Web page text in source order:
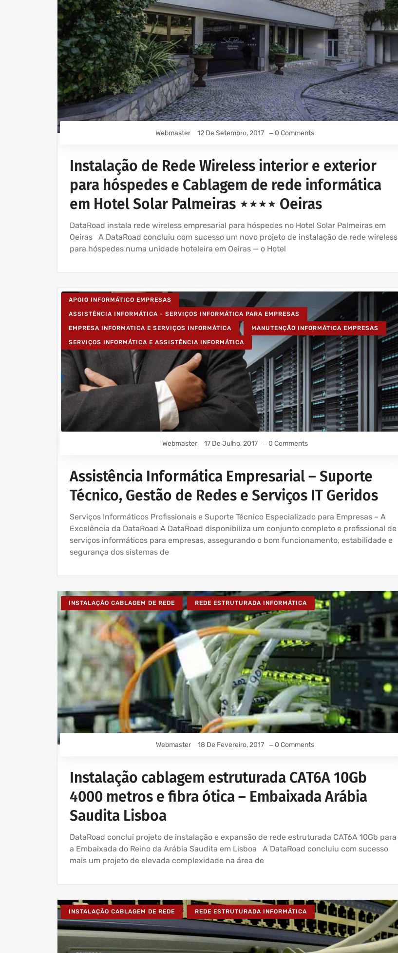
Webmaster 12 De Setembro, 2017 0 Comments
Instalação de Rede Wireless interior e exterior
para hóspedes e Cablagem de rede informática
em Hotel Solar Palmeiras ⋆⋆⋆⋆ Oeiras
DataRoad instala rede wireless empresarial para hóspedes no Hotel Solar Palmeiras em
Oeiras A DataRoad concluiu com sucesso um novo projeto de instalação de rede wireless
para hóspedes numa unidade hoteleira em Oeiras — o Hotel
APOIO INFORMÁTICO EMPRESAS
ASSISTÊNCIA INFORMÁTICA - SERVIÇOS INFORMÁTICA PARA EMPRESAS
EMPRESA INFORMATICA E SERVIÇOS INFORMÁTICA MANUTENÇÃO INFORMÁTICA EMPRESAS
SERVIÇOS INFORMÁTICA E ASSISTÊNCIA INFORMÁTICA
Webmaster 17 De Julho, 2017 0 Comments
Assistência Informática Empresarial – Suporte
Técnico, Gestão de Redes e Serviços IT Geridos
Serviços Informáticos Profissionais e Suporte Técnico Especializado para Empresas – A
Excelência da DataRoad A DataRoad disponibiliza um conjunto completo e profissional de
serviços informáticos para empresas, assegurando o bom funcionamento, estabilidade e
segurança dos sistemas de
INSTALAÇÃO CABLAGEM DE REDE REDE ESTRUTURADA INFORMÁTICA
Webmaster 18 De Fevereiro, 2017 0 Comments
Instalação cablagem estruturada CAT6A 10Gb
4000 metros e fibra ótica – Embaixada Arábia
Saudita Lisboa
DataRoad conclui projeto de instalação e expansão de rede estruturada CAT6A 10Gb para
a Embaixada do Reino da Arábia Saudita em Lisboa A DataRoad concluiu com sucesso
mais um projeto de elevada complexidade na área de
INSTALAÇÃO CABLAGEM DE REDE REDE ESTRUTURADA INFORMÁTICA